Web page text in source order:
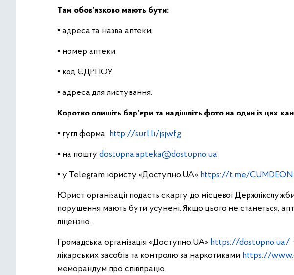
Там обов’язково мають бути:
▪ адреса та назва аптеки;
▪ номер аптеки;
▪ код ЄДРПОУ;
▪ адреса для листування.
Коротко опишіть бар’єри та надішліть фото на один із цих
▪ гугл форма http://surl.li/jsjwfg
▪ на пошту dostupna.apteka@dostupno.ua
▪ у Telegram юристу «Доступно.UA» https://t.me/CUMDEON
Юрист організації подасть скаргу до місцевої
порушення мають бути усунені. Якщо цього не станеться,
ліцензію.
Громадська організація «Доступно.UA» https://dostupno.ua/
лікарських засобів та контролю за наркотиками https://
меморандум про співпрацю.